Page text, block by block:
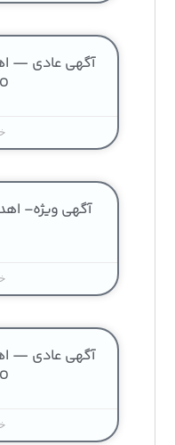
آگهی عادی —
O+ اصفهان
آگهی عادی —
O- اصفهان